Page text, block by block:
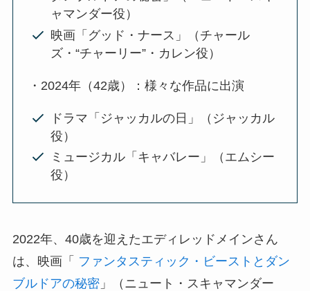
ャマンダー役）
映画「グッド・ナース」（チャール
ズ・“チャーリー”・カレン役）
・2024年（42歳）：様々な作品に出演
ドラマ「ジャッカルの日」（ジャッカル
役）
ミュージカル「キャバレー」（エムシー
役）
2022年、40歳を迎えたエディレッドメインさん
は、映画「
ファンタスティック・ビーストとダン
ブルドアの秘密」（ニュート・スキャマンダー